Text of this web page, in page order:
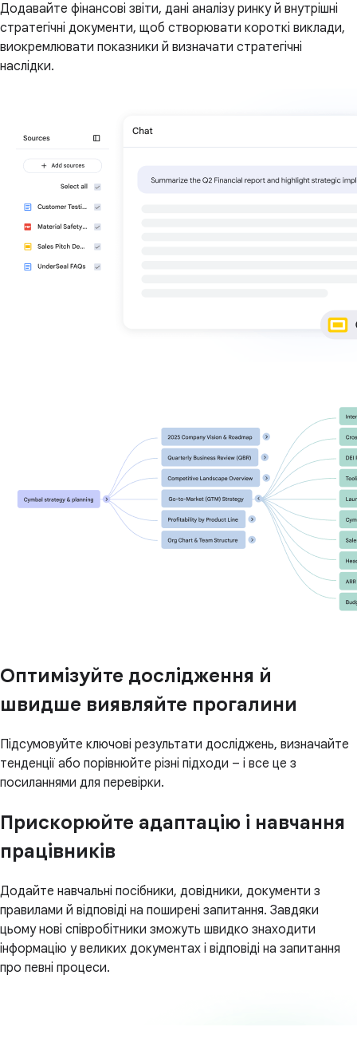
Додавайте фінансові звіти, дані аналізу ринку й внутрішні
стратегічні документи, щоб створювати короткі виклади,
виокремлювати показники й визначати стратегічні
наслідки.
Оптимізуйте дослідження й
швидше виявляйте прогалини
Підсумовуйте ключові результати досліджень, визначайте
тенденції або порівнюйте різні підходи – і все це з
посиланнями для перевірки.
Прискорюйте адаптацію і навчання
працівників
Додайте навчальні посібники, довідники, документи з
правилами й відповіді на поширені запитання. Завдяки
цьому нові співробітники зможуть швидко знаходити
інформацію у великих документах і відповіді на запитання
про певні процеси.